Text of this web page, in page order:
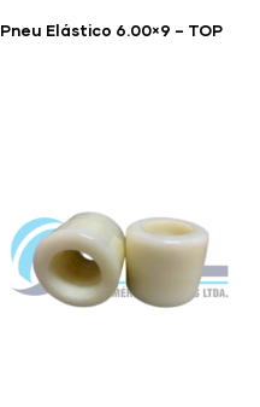
Pneu Elástico 6.00×9 – TOP